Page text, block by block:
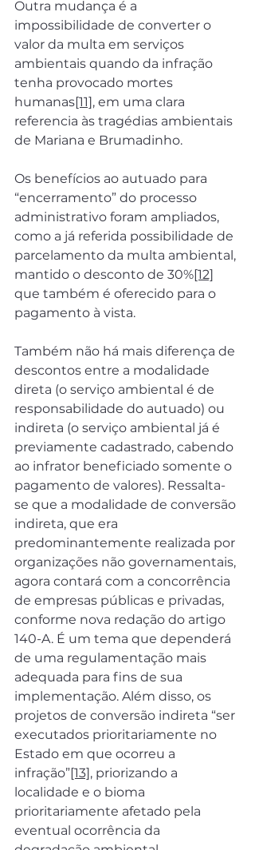
Outra mudança é a
impossibilidade de converter o
valor da multa em serviços
ambientais quando da infração
tenha provocado mortes
humanas[11], em uma clara
referencia às tragédias ambientais
de Mariana e Brumadinho.
Os benefícios ao autuado para
“encerramento” do processo
administrativo foram ampliados,
como a já referida possibilidade de
parcelamento da multa ambiental,
mantido o desconto de 30%[12]
que também é oferecido para o
pagamento à vista.
Também não há mais diferença de
descontos entre a modalidade
direta (o serviço ambiental é de
responsabilidade do autuado) ou
indireta (o serviço ambiental já é
previamente cadastrado, cabendo
ao infrator beneficiado somente o
pagamento de valores). Ressalta-
se que a modalidade de conversão
indireta, que era
predominantemente realizada por
organizações não governamentais,
agora contará com a concorrência
de empresas públicas e privadas,
conforme nova redação do artigo
140-A. É um tema que dependerá
de uma regulamentação mais
adequada para fins de sua
implementação. Além disso, os
projetos de conversão indireta “ser
executados prioritariamente no
Estado em que ocorreu a
infração”[13], priorizando a
localidade e o bioma
prioritariamente afetado pela
eventual ocorrência da